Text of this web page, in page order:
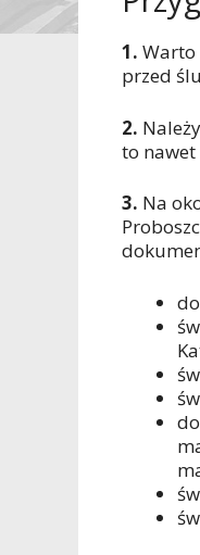
1. Warto
przed
2.
to nawet
3. Na